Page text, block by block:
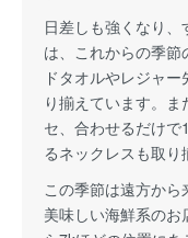
日差しも強くなり
は、これからの季
ドタオルやレジャ
り揃えています。
セ、合わせるだけで
るネックレスも取り
この季節は遠方か
美味しい海鮮系の